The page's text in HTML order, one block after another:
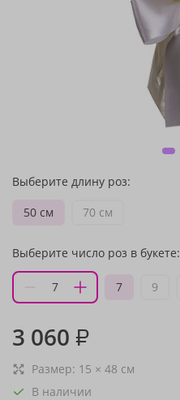
Выберите длину роз:
50 см
70 см
Выберите число роз в букете:
7 9
3 060 ₽
Размер: 15 × 48 см
В наличии